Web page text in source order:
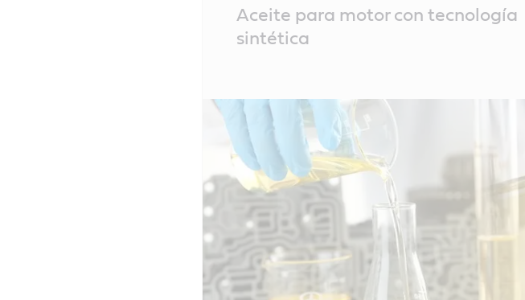
ContentAceite para motor con tecnología
sintética